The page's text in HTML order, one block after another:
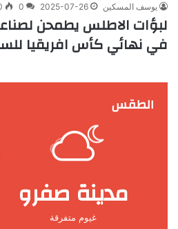
يوسف المسكين 2025-07-26
0
لبؤات الاطلس يطمحن لصناعة
في نهائي كأس افريقيا
الطقس
مدينة صفرو
غيوم متفرقة